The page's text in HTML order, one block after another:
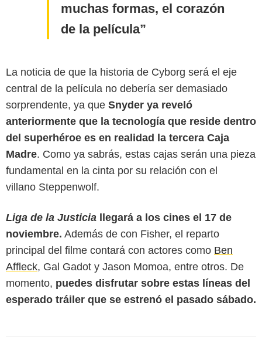
muchas formas, el corazón
de la película
La noticia de que la historia de Cyborg será el eje
central de la película no debería ser demasiado
sorprendente, ya que Snyder ya reveló
anteriormente que la tecnología que reside dentro
del superhéroe es en realidad la tercera Caja
Madre. Como ya sabrás, estas cajas serán una pieza
fundamental en la cinta por su relación con el
villano Steppenwolf.
Liga de la Justicia llegará a los cines el 17 de
noviembre. Además de con Fisher, el reparto
principal del filme contará con actores como Ben
Affleck, Gal Gadot y Jason Momoa, entre otros. De
momento, puedes disfrutar sobre estas líneas del
esperado tráiler que se estrenó el pasado sábado.